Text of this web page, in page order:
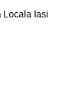
Locala Iasi